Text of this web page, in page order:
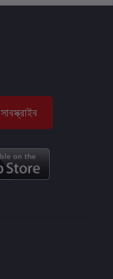
সাবস্ক্রাইব